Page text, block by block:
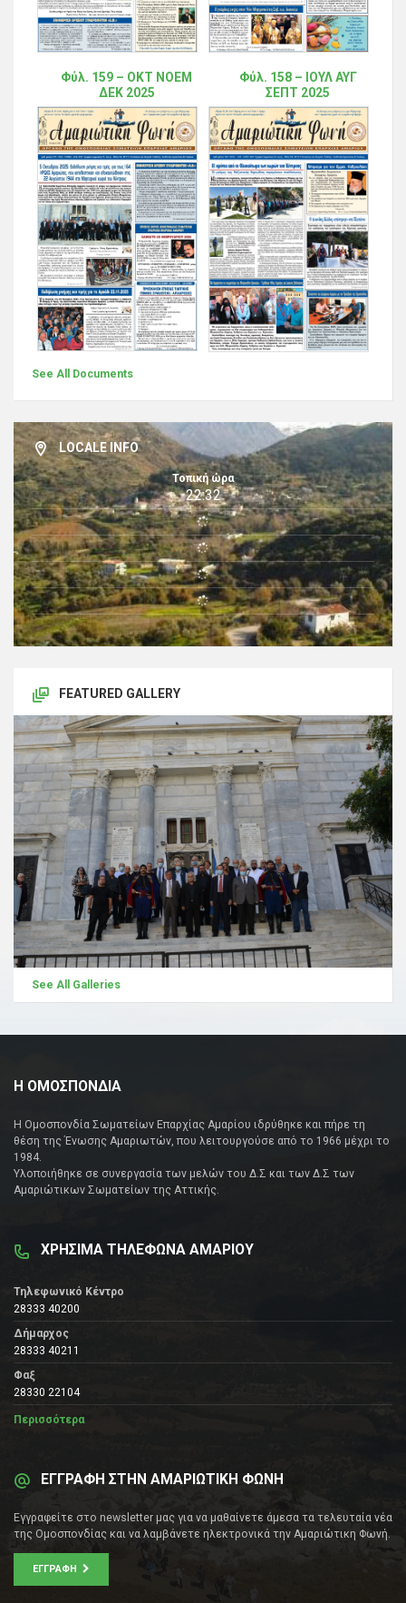
Φύλ. 159 – ΟΚΤ ΝΟΕΜ
ΔΕΚ 2025
Φύλ. 158 – ΙΟΥΛ ΑΥΓ
ΣΕΠΤ 2025
See All Documents
LOCALE INFO
Τοπική ώρα
22:32
FEATURED GALLERY
See All Galleries
Η ΟΜΟΣΠΟΝΔΙΑ
Η Ομοσπονδία Σωματείων Επαρχίας Αμαρίου ιδρύθηκε και πήρε τη
θέση της Ένωσης Αμαριωτών, που λειτουργούσε από το 1966 μέχρι το
1984.
Υλοποιήθηκε σε συνεργασία των μελών του Δ.Σ και των Δ.Σ των
Αμαριώτικων Σωματείων της Αττικής.
ΧΡΗΣΙΜΑ ΤΗΛΕΦΩΝΑ ΑΜΑΡΙΟΥ
Τηλεφωνικό Κέντρο
28333 40200
Δήμαρχος
28333 40211
Φαξ
28330 22104
Περισσότερα
ΕΓΓΡΑΦΗ ΣΤΗΝ ΑΜΑΡΙΩΤΙΚΗ ΦΩΝΗ
Εγγραφείτε στο newsletter μας για να μαθαίνετε άμεσα τα τελευταία νέα
της Ομοσπονδίας και να λαμβάνετε ηλεκτρονικά την Αμαριώτικη Φωνή.
ΕΓΓΡΑΦΉ